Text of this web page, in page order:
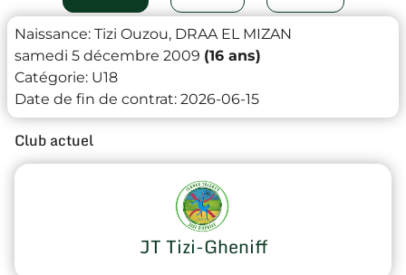
Naissance: Tizi Ouzou, DRAA EL MIZAN
samedi 5 décembre 2009 (16 ans)
Catégorie: U18
Date de fin de contrat: 2026-06-15
Club actuel
JT Tizi-Gheniff